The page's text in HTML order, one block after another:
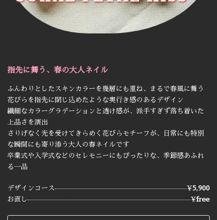
指先に舞う、春の大人ネイル
ふんわりとしたスキンカラーを幾層にも重ね、まるで春風に舞う
花びらを指先に閉じ込めたような奥行き感のあるデザイン
繊細なカラーグラデーションと透け感が、派手すぎず落ち着いた
上品さを演出
さりげなく光を受けてきらめく花びらモチーフが、日常にも特別
な瞬間にも寄り添う大人の春ネイルです
卒業式や入学式などのセレモニーにもぴったりな、季節感あふれ
る一品
デザインコース ¥5,900
お直し
¥free